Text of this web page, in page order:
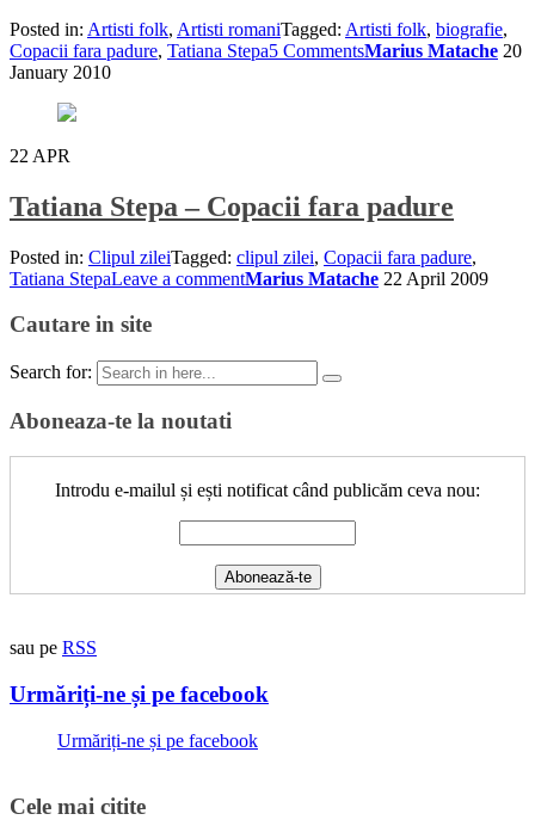
Posted in: Artisti folk, Artisti romaniTagged: Artisti folk, biografie,
Copacii fara padure, Tatiana Stepa5 CommentsMarius Matache 20
January 2010
22 APR
Tatiana Stepa – Copacii fara padure
Posted in: Clipul zileiTagged: clipul zilei, Copacii fara padure,
Tatiana StepaLeave a commentMarius Matache 22 April 2009
Cautare in site
Search for:
Aboneaza-te la noutati
Introdu e-mailul și ești notificat când publicăm ceva nou:
sau pe RSS
Urmăriți-ne și pe facebook
Urmăriți-ne și pe facebook
Cele mai citite